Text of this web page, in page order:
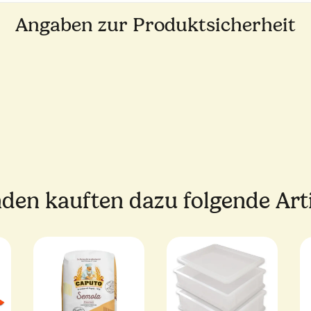
Angaben zur Produktsicherheit
kauften dazu folgende